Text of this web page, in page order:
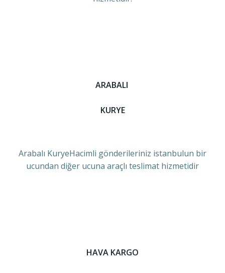
ARABALI
KURYE
Arabalı KuryeHacimli gönderileriniz istanbulun bir
ucundan diğer ucuna araçlı teslimat hizmetidir
HAVA KARGO